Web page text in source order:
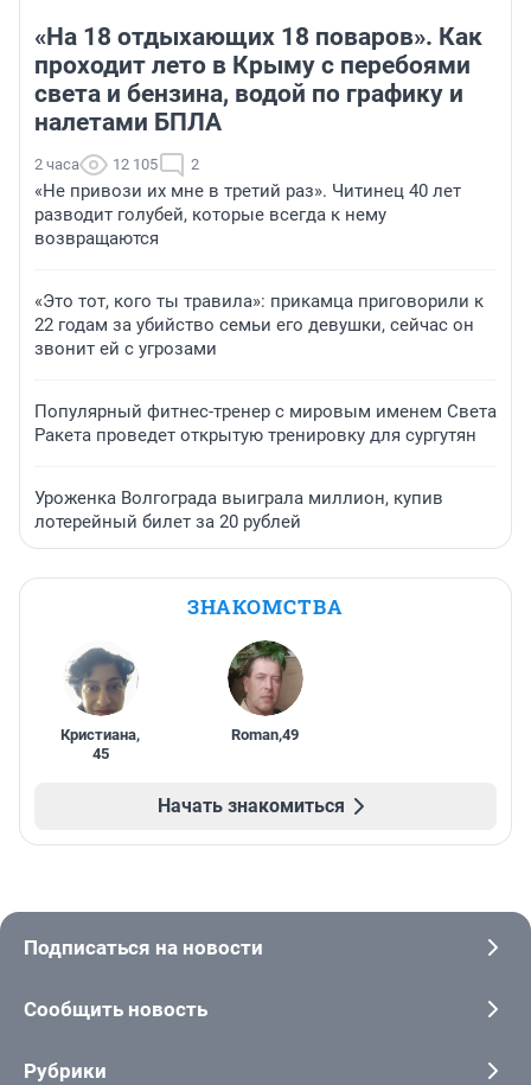
«На 18 отдыхающих 18 поваров». Как
проходит лето в Крыму с перебоями
света и бензина, водой по графику и
налетами БПЛА
2 часа 12 105 2
«Не привози их мне в третий раз». Читинец 40 лет
разводит голубей, которые всегда к нему
возвращаются
«Это тот, кого ты травила»: прикамца приговорили к
22 годам за убийство семьи его девушки, сейчас он
звонит ей с угрозами
Популярный фитнес-тренер с мировым именем Света
Ракета проведет открытую тренировку для сургутян
Уроженка Волгограда выиграла миллион, купив
лотерейный билет за 20 рублей
ЗНАКОМСТВА
Кристиана,
45
Roman,49
Начать знакомиться
Подписаться на новости
Сообщить новость
Рубрики